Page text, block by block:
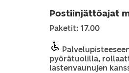
Postiinjättöajat
Paketit: 17.00
pyörätuolilla,
lastenvaunujen